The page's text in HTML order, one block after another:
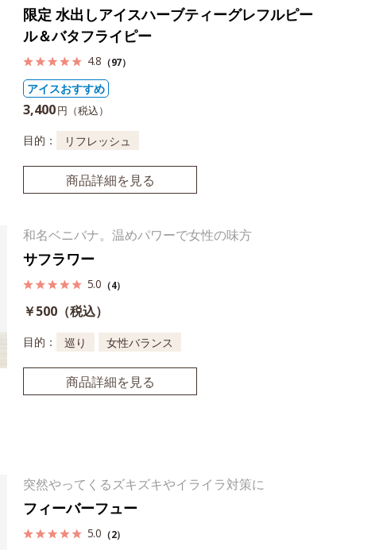
限定 水出しアイスハーブティーグレフルピー
ル＆バタフライピー
4.8 （97）
アイスおすすめ
3,400円（税込）
目的： リフレッシュ
商品詳細を見る
和名ベニバナ。温めパワーで女性の味方
サフラワー
5.0 （4）
￥500（税込）
目的： 巡り 女性バランス
商品詳細を見る
突然やってくるズキズキやイライラ対策に
フィーバーフュー
5.0 （2）